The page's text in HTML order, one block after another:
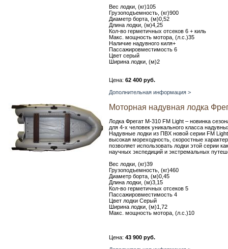
Вес лодки, (кг)105
Грузоподъемность, (кг)900
Диаметр борта, (м)0,52
Длина лодки, (м)4,25
Кол-во герметичных отсеков 6 + киль
Макс. мощность мотора, (л.с.)35
Наличие надувного киля+
Пассажировместимость 6
Цвет серый
Ширина лодки, (м)2
Цена: 62 400 руб.
Дополнительная информация >
Моторная надувная лодка
Лодка Фрегат М-310 FM Light – новинка
для 4-х человек уникального класса
Надувные лодки из ПВХ новой серии FM
высокая мореходность, скоростные
позволяет использовать лодки этой серии
научных экспедиций и экстремальных
Вес лодки, (кг)39
Грузоподъемность, (кг)460
Диаметр борта, (м)0,45
Длина лодки, (м)3,15
Кол-во герметичных отсеков 5
Пассажировместимость 4
Цвет лодки Серый
Ширина лодки, (м)1,72
Макс. мощность мотора, (л.с.)10
Цена: 43 900 руб.